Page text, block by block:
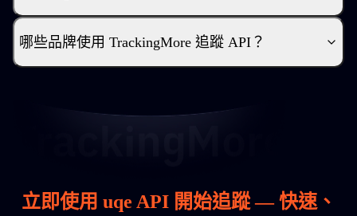
哪些品牌使用 TrackingMore 追蹤 API？
立即使用 uqe API 開始追蹤 — 快速、